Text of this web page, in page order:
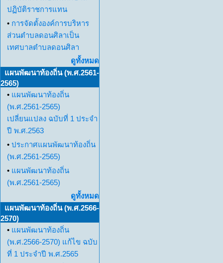
ปฏิบัติราชการแทน
• การจัดตั้งองค์การบริหาร
ส่วนตำบลดอนศิลาเป็น
เทศบาลตำบลดอนศิลา
ดูทั้งหมด
แผนพัฒนาท้องถิ่น (พ.ศ.2561-
2565)
• แผนพัฒนาท้องถิ่น
(พ.ศ.2561-2565)
เปลี่ยนแปลง ฉบับที่ 1 ประจำ
ปี พ.ศ.2563
• ประกาศแผนพัฒนาท้องถิ่น
(พ.ศ.2561-2565)
• แผนพัฒนาท้องถิ่น
(พ.ศ.2561-2565)
ดูทั้งหมด
แผนพัฒนาท้องถิ่น (พ.ศ.2566-
2570)
• แผนพัฒนาท้องถิ่น
(พ.ศ.2566-2570) แก้ไข ฉบับ
ที่ 1 ประจำปี พ.ศ.2565